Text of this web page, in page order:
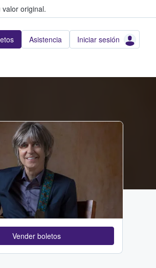
original.
Asistencia Iniciar sesión
Vender boletos